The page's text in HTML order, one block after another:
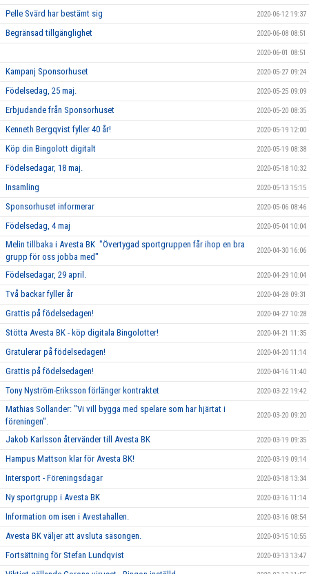
Pelle Svärd har bestämt sig 2020-06-12 19:37
Begränsad tillgänglighet 2020-06-08 08:51
2020-06-01 08:51
Kampanj Sponsorhuset 2020-05-27 09:24
Födelsedag, 25 maj. 2020-05-25 09:09
Erbjudande från Sponsorhuset 2020-05-20 08:35
Kenneth Bergqvist fyller 40 år! 2020-05-19 12:00
Köp din Bingolott digitalt 2020-05-19 08:38
Födelsedagar, 18 maj. 2020-05-18 10:32
Insamling 2020-05-13 15:15
Sponsorhuset informerar 2020-05-06 08:46
Födelsedag, 4 maj 2020-05-04 10:04
Melin tillbaka i Avesta BK "Övertygad sportgruppen får ihop en bra
grupp för oss jobba med"
2020-04-30 16:06
Födelsedagar, 29 april. 2020-04-29 10:04
Två backar fyller år 2020-04-28 09:31
Grattis på födelsedagen! 2020-04-27 10:28
Stötta Avesta BK - köp digitala Bingolotter! 2020-04-21 11:35
Gratulerar på födelsedagen! 2020-04-20 11:14
Grattis på födelsedagen! 2020-04-16 11:40
Tony Nyström-Eriksson förlänger kontraktet 2020-03-22 19:42
Mathias Sollander: "Vi vill bygga med spelare som har hjärtat i
föreningen".
2020-03-20 09:20
Jakob Karlsson återvänder till Avesta BK 2020-03-19 09:35
Hampus Mattson klar för Avesta BK! 2020-03-19 09:14
Intersport - Föreningsdagar 2020-03-18 13:34
Ny sportgrupp i Avesta BK 2020-03-16 11:14
Information om isen i Avestahallen. 2020-03-16 08:54
Avesta BK väljer att avsluta säsongen. 2020-03-15 10:55
Fortsättning för Stefan Lundqvist 2020-03-13 13:47